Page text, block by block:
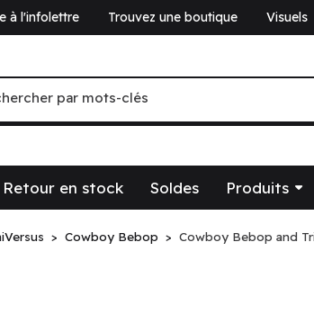
à l'infolettre Trouvez une boutique Visuels
par mots-clés
par mots-clés
Retour en stock Soldes Produits
Cowboy Bebop Cowboy Bebop and